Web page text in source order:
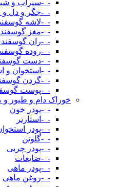
-_-سیراب و
-_-جگر و دل و
-_-لاشه
-_-مغز
-_-ران
-_-روده
-_-دست
-_-استخوان و
-_-گردن
-_-پوست
خوراک دام و طیور و
-_-پودر خون
-_-استارتر
-_-پودر
-_-گلوتن
-_-پودر چربی
-_-ضایعات
-_-پودر ماهی
-_-روغن ماهی